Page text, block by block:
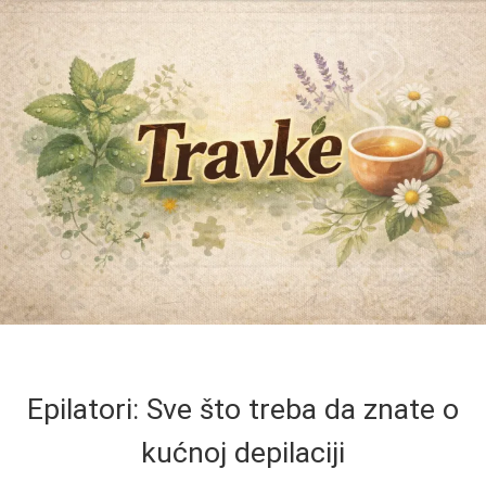
Epilatori: Sve što treba da znate o
kućnoj depilaciji